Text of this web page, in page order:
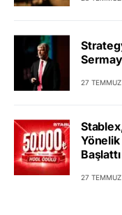
27
Başlattı
27